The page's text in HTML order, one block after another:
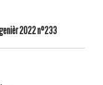
2022 n°233